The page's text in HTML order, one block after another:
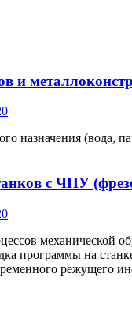
и
назначения (вода,
с ЧПУ
программы на
режущего